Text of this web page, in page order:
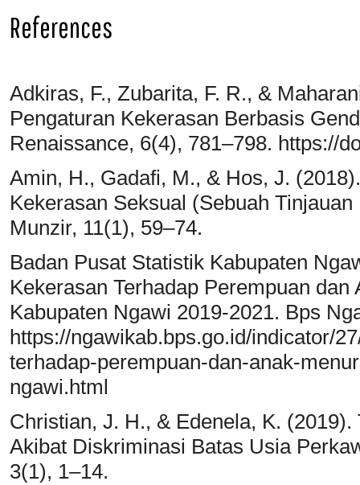
References
Adkiras, F., Zubarita, F. R., &
Pengaturan Kekerasan Berbasis
Renaissance, 6(4), 781–798. https://
Amin, H., Gadafi, M., & Hos, J.
Kekerasan Seksual (Sebuah
Munzir, 11(1), 59–74.
Badan Pusat Statistik Kabupaten
Kekerasan Terhadap Perempuan
Kabupaten Ngawi 2019-2021. Bps
https://ngawikab.bps.go.id/indicator/
terhadap-perempuan-dan-anak-
ngawi.html
Christian, J. H., & Edenela, K.
Akibat Diskriminasi Batas Usia
3(1), 1–14.